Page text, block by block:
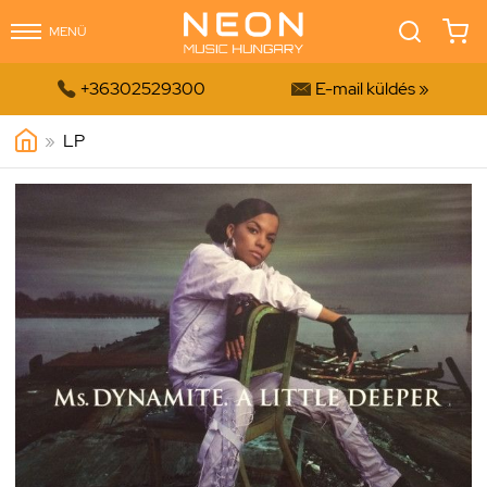
MENÜ
 +36302529300  E-mail küldés »
» LP